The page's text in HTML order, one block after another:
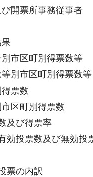
開票所事務従事者
市区町別得票数等
別市区町別得票数等
票数
区町別得票数
及び得票率
効投票数及び無効投
票の内訳